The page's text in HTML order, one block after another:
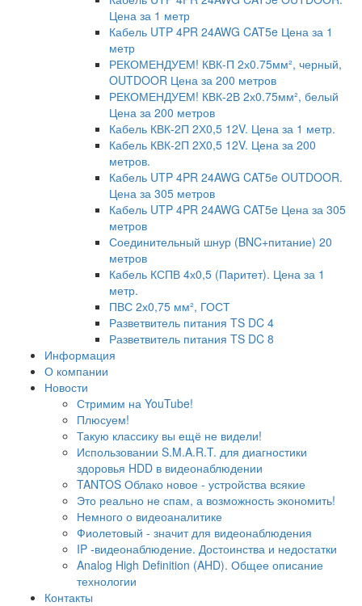
Цена за 1 метр
Кабель UTP 4PR 24AWG CAT5e Цена за 1
метр
РЕКОМЕНДУЕМ! КВК-П 2х0.75мм², черный,
OUTDOOR Цена за 200 метров
РЕКОМЕНДУЕМ! КВК-2В 2х0.75мм², белый
Цена за 200 метров
Кабель КВК-2П 2Х0,5 12V. Цена за 1 метр.
Кабель КВК-2П 2Х0,5 12V. Цена за 200
метров.
Кабель UTP 4PR 24AWG CAT5e OUTDOOR.
Цена за 305 метров
Кабель UTP 4PR 24AWG CAT5e Цена за 305
метров
Соединительный шнур (BNC+питание) 20
метров
Кабель КСПВ 4х0,5 (Паритет). Цена за 1
метр.
ПВС 2х0,75 мм², ГОСТ
Разветвитель питания TS DC 4
Разветвитель питания TS DC 8
Информация
О компании
Новости
Стримим на YouTube!
Плюсуем!
Такую классику вы ещё не видели!
Использовании S.M.A.R.T. для диагностики
здоровья HDD в видеонаблюдении
TANTOS Облако новое - устройства всякие
Это реально не спам, а возможность экономить!
Немного о видеоаналитике
Фиолетовый - значит для видеонаблюдения
IP -видеонаблюдение. Достоинства и недостатки
Analog High Definition (AHD). Общее описание
технологии
Контакты